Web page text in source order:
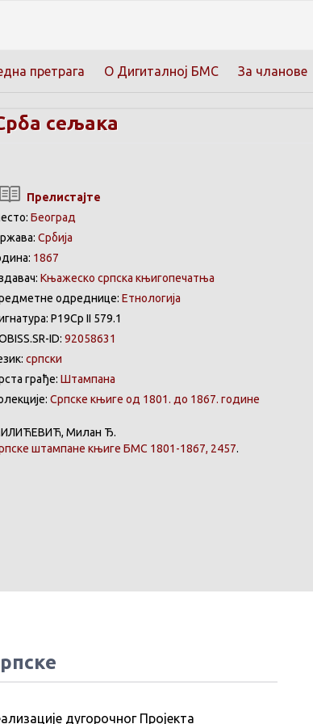
претрага О Дигиталној БМС За чланове
сељака
Прелистајте
Београд
Србија
1867
Књажеско српска књигопечатња
одреднице: Етнологија
Р19Ср II 579.1
ID: 92058631
српски
грађе: Штампана
Српске књиге од 1801. до 1867. године
, Милан Ђ.
штампане књиге БМС 1801-1867, 2457.
дугорочног Пројекта